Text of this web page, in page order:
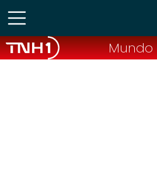
Mundo